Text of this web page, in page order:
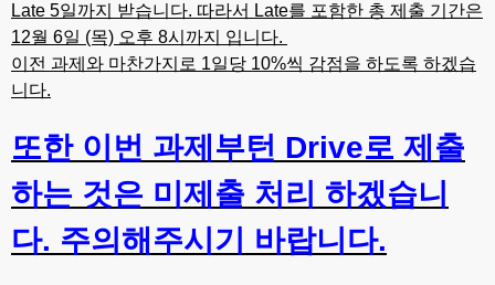
Late 5일까지 받습니다. 따라서 Late를 포함한 총 제출 기간은
12월 6일 (목) 오후 8시까지 입니다.
이전 과제와 마찬가지로 1일당 10%씩 감점을 하도록 하겠습
니다.
또한 이번 과제부턴 Drive로 제출
하는 것은 미제출 처리 하겠습니
다. 주의해주시기 바랍니다.